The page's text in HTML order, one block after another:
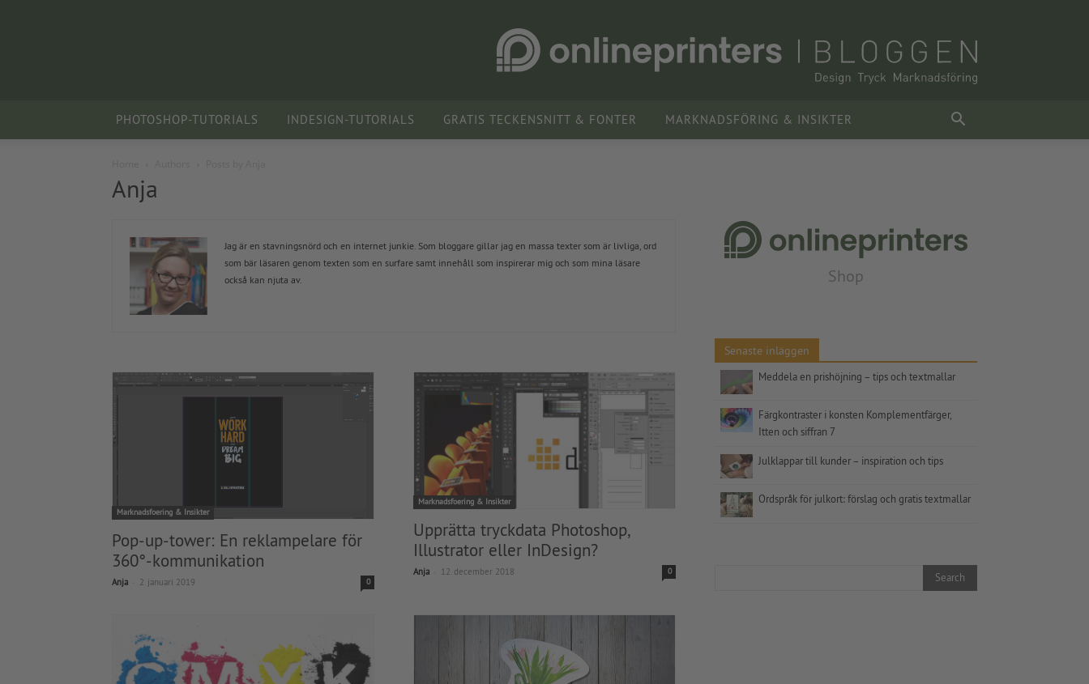
PHOTOSHOP-TUTORIALS INDESIGN-TUTORIALS GRATIS TECKENSNITT & FONTER MARKNADSFÖRING & INSIKTER
Anja
Jag är en stavningsnörd och en internet junkie. Som bloggare gillar jag en massa texter som är livliga, ord
som bär läsaren genom texten som en surfare samt innehåll som inspirerar mig och som mina läsare
också kan njuta av.
Marknadsfoering & Insikter
Pop-up-tower: En reklampelare för
360°-kommunikation
Anja 2. januari 2019 0
Marknadsfoering & Insikter
Upprätta tryckdata Photoshop,
Illustrator eller InDesign?
Anja 12. december 2018 0
Shop
Senaste inläggen
Meddela en prishöjning – tips och textmallar
Färgkontraster i konsten Komplementfärger,
Itten och siffran 7
Julklappar till kunder – inspiration och tips
Ordspråk för julkort: förslag och gratis textmallar